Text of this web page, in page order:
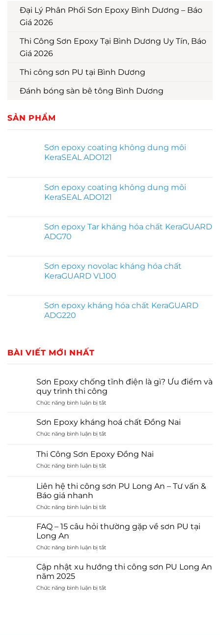
Đại Lý Phân Phối Sơn Epoxy Bình Dương – Báo
Giá 2026
Thi Công Sơn Epoxy Tại Bình Dương Uy Tín, Báo
Giá 2026
Thi công sơn PU tại Bình Dương
Đánh bóng sàn bê tông Bình Dương
SẢN PHẨM
Sơn epoxy coating không dung môi
KeraSEAL ADO121
Sơn epoxy coating không dung môi
KeraSEAL ADO121
Sơn epoxy Tar kháng hóa chất KeraGUARD
ADG70
Sơn epoxy novolac kháng hóa chất
KeraGUARD VL100
Sơn epoxy kháng hóa chất KeraGUARD
ADG220
BÀI VIẾT MỚI NHẤT
Sơn Epoxy chống tĩnh điện là gì? Ưu điểm và
quy trình thi công
Chức năng bình luận bị tắtở
Epoxy
tĩnh
là
gì?
Ưu
và
thi
Sơn Epoxy kháng hoá chất Đồng Nai
Chức năng bình luận bị tắtở
Epoxy
kháng
hoá
Đồng
Thi Công Sơn Epoxy Đồng Nai
Chức năng bình luận bị tắtở
Công
Sơn
Đồng
Liên hệ thi công sơn PU Long An – Tư vấn &
Báo giá nhanh
Chức năng bình luận bị tắtở
hệ
sơn
Long
An
Tư
FAQ – 15 câu hỏi thường gặp về sơn PU tại
Long An
Chức năng bình luận bị tắtở
15
hỏi
Cập nhật xu hướng thi công sơn PU Long An
năm 2025
Chức năng bình luận bị tắtở